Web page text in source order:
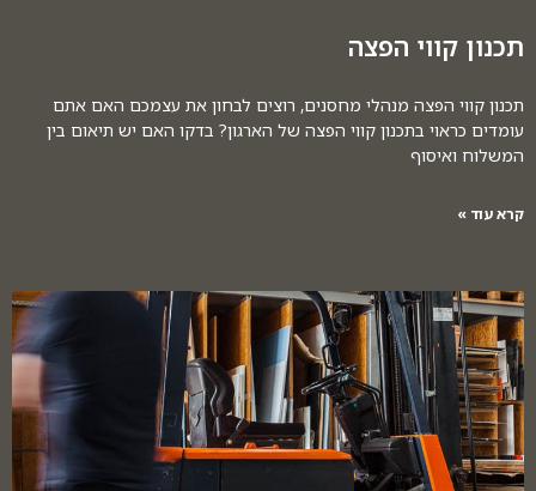
תכנון קווי הפצה
תכנון קווי הפצה מנהלי מחסנים, רוצים לבחון את עצמכם האם אתם
עומדים כראוי בתכנון קווי הפצה של הארגון? בדקו האם יש תיאום בין
המשלוח ואיסוף
קרא עוד »